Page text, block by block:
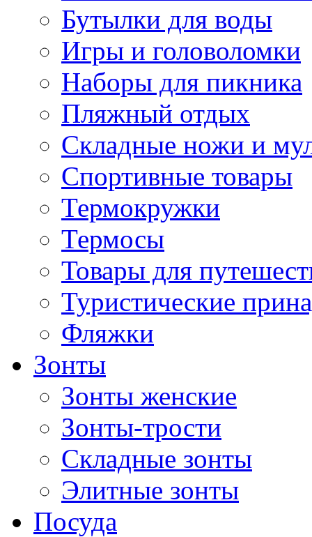
Бутылки для воды
Игры и головоломки
Наборы для пикника
Пляжный отдых
Складные ножи и
Спортивные товары
Термокружки
Термосы
Товары для
Туристические
Фляжки
Зонты
Зонты женские
Зонты-трости
Складные зонты
Элитные зонты
Посуда